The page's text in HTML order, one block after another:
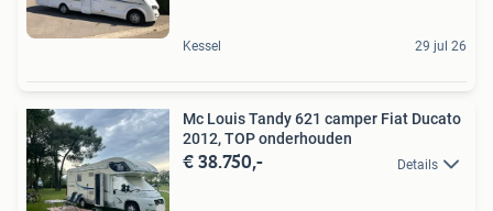
Kessel 29 jul 26
Mc Louis Tandy 621 camper Fiat Ducato
2012, TOP onderhouden
€ 38.750,- Details